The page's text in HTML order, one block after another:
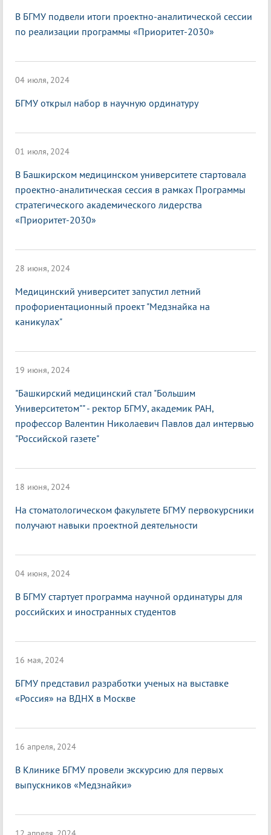
В БГМУ подвели итоги проектно-аналитической сессии
по реализации программы «Приоритет-2030»
04 июля, 2024
БГМУ открыл набор в научную ординатуру
01 июля, 2024
В Башкирском медицинском университете стартовала
проектно-аналитическая сессия в рамках Программы
стратегического академического лидерства
«Приоритет-2030»
28 июня, 2024
Медицинский университет запустил летний
профориентационный проект "Медзнайка на
каникулах"
19 июня, 2024
"Башкирский медицинский стал "Большим
Университетом"" - ректор БГМУ, академик РАН,
профессор Валентин Николаевич Павлов дал интервью
"Российской газете"
18 июня, 2024
На стоматологическом факультете БГМУ первокурсники
получают навыки проектной деятельности
04 июня, 2024
В БГМУ стартует программа научной ординатуры для
российских и иностранных студентов
16 мая, 2024
БГМУ представил разработки ученых на выставке
«Россия» на ВДНХ в Москве
16 апреля, 2024
В Клинике БГМУ провели экскурсию для первых
выпускников «Медзнайки»